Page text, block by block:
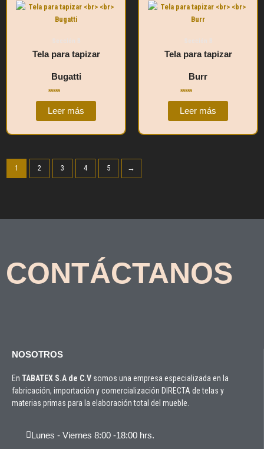
Tela para tapizar
Bugatti
5
Leer más
Tela para tapizar
Burr
5
Leer más
1 2 3 4 5 →
CONTÁCTANOS
NOSOTROS
En TABATEX S.A de C.V somos una empresa especializada en la
fabricación, importación y comercialización DIRECTA de telas y
materias primas para la elaboración total del mueble.
Lunes - Viernes 8:00 -18:00 hrs.